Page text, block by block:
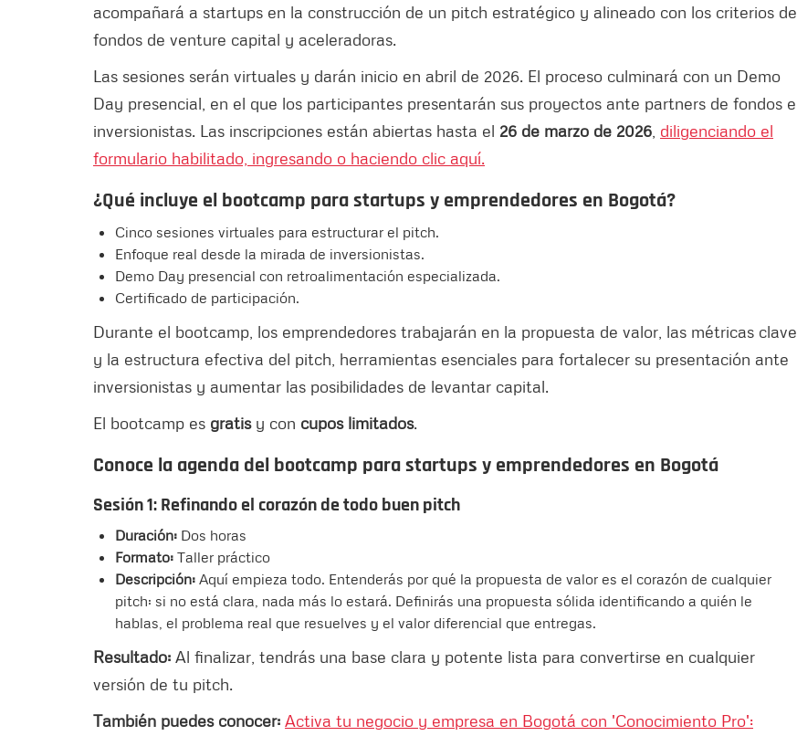
acompañará a startups en la construcción de un pitch estratégico y alineado con los criterios de
fondos de venture capital y aceleradoras.
Las sesiones serán virtuales y darán inicio en abril de 2026. El proceso culminará con un Demo
Day presencial, en el que los participantes presentarán sus proyectos ante partners de fondos e
inversionistas. Las inscripciones están abiertas hasta el 26 de marzo de 2026 diligenciando el
formulario habilitado, ingresando o haciendo clic aquí.
¿Qué incluye el bootcamp para startups y emprendedores en Bogotá?
Cinco sesiones virtuales para estructurar el pitch.
Enfoque real desde la mirada de inversionistas.
Demo Day presencial con retroalimentación especializada.
Certificado de participación.
Durante el bootcamp, los emprendedores trabajarán en la propuesta de valor, las métricas clave
y la estructura efectiva del pitch, herramientas esenciales para fortalecer su presentación ante
inversionistas y aumentar las posibilidades de levantar capital.
El bootcamp es gratisy con cupos limitados.
Conoce la agenda del bootcamp para startups y emprendedores en Bogotá
Sesión 1: Refinando el corazón de todo buen pitch
Duración: Dos horas
Formato: Taller práctico
Descripción: Aquí empieza todo. Entenderás por qué la propuesta de valor es el corazón de cualquier
pitch: si no está clara, nada más lo estará. Definirás una propuesta sólida identificando a quién le
hablas, el problema real que resuelves y el valor diferencial que entregas.
Resultado: Al finalizar, tendrás una base clara y potente lista para convertirse en cualquier
versión de tu pitch.
También puedes conocer: Activa tu negocio y empresa en Bogotá con 'Conocimiento Pro':